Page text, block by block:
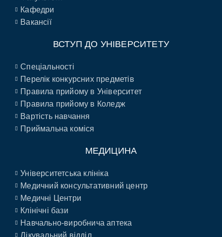
Кафедри
Вакансії
ВСТУП ДО УНІВЕРСИТЕТУ
Спеціальності
Перелік конкурсних предметів
Правила прийому в Університет
Правила прийому в Коледж
Вартість навчання
Приймальна коміся
МЕДИЦИНА
Університетська клініка
Медичний консультативний центр
Медичні Центри
Клінічні бази
Навчально-виробнича аптека
Лікувальний відділ